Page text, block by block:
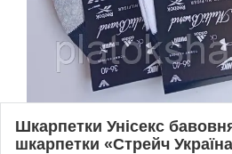
Шкарпетки Унісекс
шкарпетки «Стрейч